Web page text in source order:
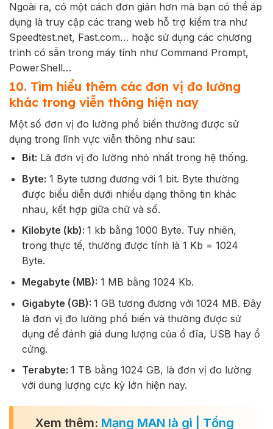
Ngoài ra, có một cách đơn giản hơn mà bạn có thể áp
dụng là truy cập các trang web hỗ trợ kiểm tra như
Speedtest.net, Fast.com… hoặc sử dụng các chương
trình có sẵn trong máy tính như Command Prompt,
PowerShell…
10. Tìm hiểu thêm các đơn vị đo lường
khác trong viễn thông hiện nay
Một số đơn vị đo lường phổ biến thường được sử
dụng trong lĩnh vực viễn thông như sau:
Bit: Là đơn vị đo lường nhỏ nhất trong hệ thống.
Byte: 1 Byte tương đương với 1 bit. Byte thường
được biểu diễn dưới nhiều dạng thông tin khác
nhau, kết hợp giữa chữ và số.
Kilobyte (kb): 1 kb bằng 1000 Byte. Tuy nhiên,
trong thực tế, thường được tính là 1 Kb = 1024
Byte.
Megabyte (MB): 1 MB bằng 1024 Kb.
Gigabyte (GB): 1 GB tương đương với 1024 MB. Đây
là đơn vị đo lường phổ biến và thường được sử
dụng để đánh giá dung lượng của ổ đĩa, USB hay ổ
cứng.
Terabyte: 1 TB bằng 1024 GB, là đơn vị đo lường
với dung lượng cực kỳ lớn hiện nay.
Xem thêm: Mạng MAN là gì | Tổng